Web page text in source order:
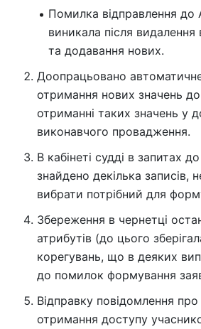
Помилка відправлення до
виникала після
та додавання нових.
Доопрацьовано
отримання нових значень
отриманні таких значень у
виконавчого провадження.
В кабінеті судді в запитах
знайдено декілька записів,
вибрати потрібний для
Збереження в чернетці
атрибутів (до цього
корегувань, що в деяких
до помилок формування
Відправку повідомлення
отримання доступу